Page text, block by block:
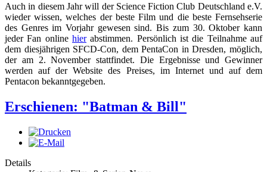
Auch in diesem Jahr will der Science Fiction Club Deutschland e.V.
wieder wissen, welches der beste Film und die beste Fernsehserie
des Genres im Vorjahr gewesen sind. Bis zum 30. Oktober kann
jeder Fan online hierabstimmen. Persönlich ist die Teilnahme auf
dem diesjährigen SFCD-Con, dem PentaCon in Dresden, möglich,
der am 2. November stattfindet. Die Ergebnisse und Gewinner
werden auf der Website des Preises, im Internet und auf dem
Pentacon bekanntgegeben.
Erschienen: "Batman & Bill"
Details